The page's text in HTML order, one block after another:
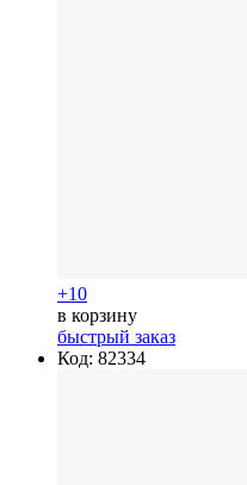
+10
в корзину
быстрый заказ
Код: 82334